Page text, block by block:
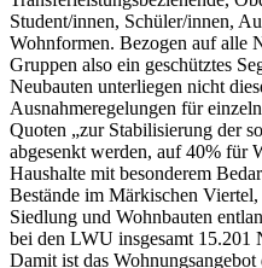
Student/innen, Schüler/innen,
Wohnformen. Bezogen auf alle
Gruppen also ein geschütztes
Neubauten unterliegen nicht
Ausnahmeregelungen für
Quoten „zur Stabilisierung der
abgesenkt werden, auf 40% für
Haushalte mit besonderem
Bestände im Märkischen
Siedlung und Wohnbauten
bei den LWU insgesamt 15.201
Damit ist das